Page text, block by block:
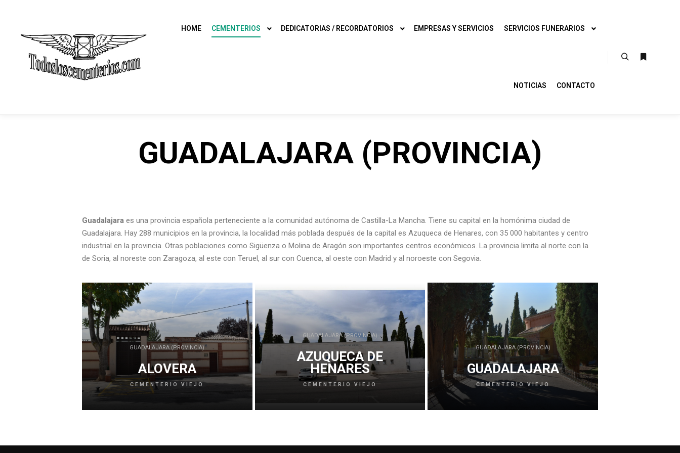
HOME CEMENTERIOS DEDICATORIAS / RECORDATORIOS EMPRESAS Y SERVICIOS SERVICIOS FUNERARIOS
NOTICIAS CONTACTO
GUADALAJARA (PROVINCIA)
Guadalajara es una provincia española perteneciente a la comunidad autónoma de Castilla-La Mancha. Tiene su capital en la homónima ciudad de
Guadalajara. Hay 288 municipios en la provincia, la localidad más poblada después de la capital es Azuqueca de Henares, con 35 000 habitantes y centro
industrial en la provincia. Otras poblaciones como Sigüenza o Molina de Aragón son importantes centros económicos. La provincia limita al norte con la
de Soria, al noreste con Zaragoza, al este con Teruel, al sur con Cuenca, al oeste con Madrid y al noroeste con Segovia.
GUADALAJARA (PROVINCIA)
ALOVERA
CEMENTERIO VIEJO
GUADALAJARA (PROVINCIA)
AZUQUECA DE
HENARES
CEMENTERIO VIEJO
GUADALAJARA (PROVINCIA)
GUADALAJARA
CEMENTERIO VIEJO